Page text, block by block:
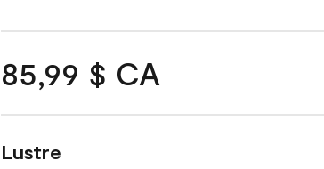
85,99 $ CA
Lustre